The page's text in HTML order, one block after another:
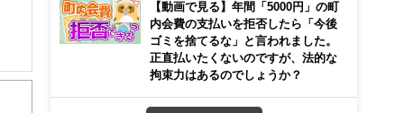
て
【動画で見る】年間「5000円」の町
内会費の支払いを拒否したら「今後
ゴミを捨てるな」と言われました。
正直払いたくないのですが、法的な
拘束力はあるのでしょうか？